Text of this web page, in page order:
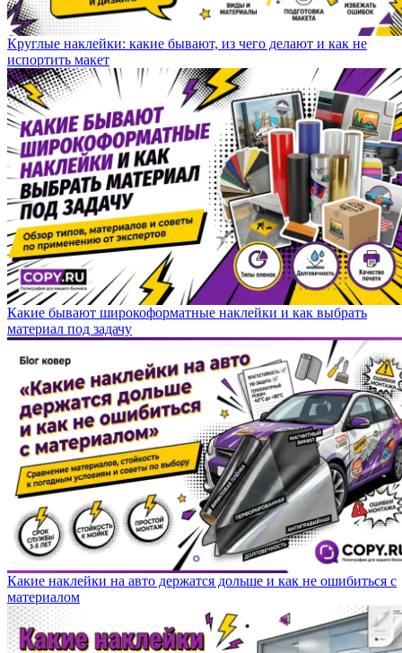
Круглые наклейки: какие бывают, из чего делают и как не
испортить макет
Какие бывают широкоформатные наклейки и как выбрать
материал под задачу
Какие наклейки на авто держатся дольше и как не ошибиться с
материалом